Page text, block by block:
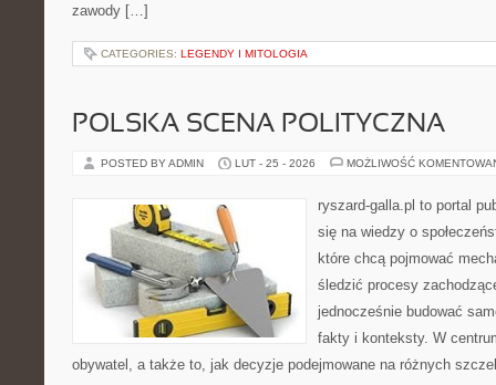
zawody […]
CATEGORIES: LEGENDY I MITOLOGIA
POLSKA SCENA POLITYCZNA
POSTED BY ADMIN LUT - 25 - 2026 MOŻLIWOŚĆ
ryszard-galla.pl to portal
się na wiedzy o
które chcą pojmować
śledzić procesy
jednocześnie budować
fakty i konteksty. W
obywatel, a także to, jak decyzje podejmowane na różnych